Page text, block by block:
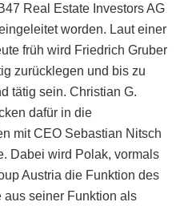
Real Estate Investors AG
worden. Laut einer
früh wird Friedrich Gruber
zurücklegen und bis zu
tätig sein. Christian G.
dafür in die
mit CEO Sebastian Nitsch
Dabei wird Polak, vormals
Austria die Funktion des
aus seiner Funktion als